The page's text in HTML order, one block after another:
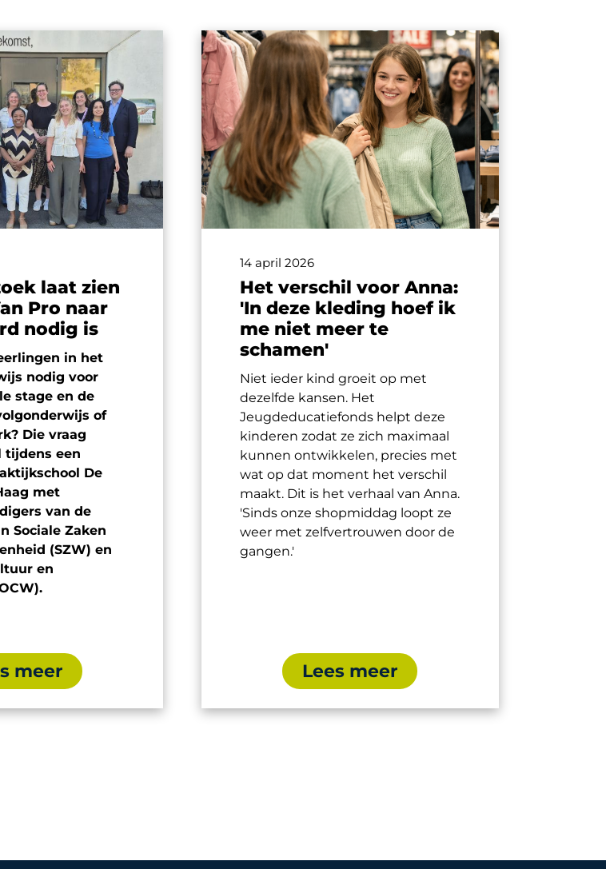
laat zien
Pro naar
nodig is
in het
nodig voor
stage en de
of
Die vraag
tijdens een
De
met
van de
Sociale Zaken
(SZW) en
en
meer
14 april 2026
Het verschil voor Anna:
'In deze kleding hoef ik
me niet meer te
schamen'
Niet ieder kind groeit op met
dezelfde kansen. Het
Jeugdeducatiefonds helpt deze
kinderen zodat ze zich maximaal
kunnen ontwikkelen, precies met
wat op dat moment het verschil
maakt. Dit is het verhaal van Anna.
'Sinds onze shopmiddag loopt ze
weer met zelfvertrouwen door de
gangen.'
Lees meer